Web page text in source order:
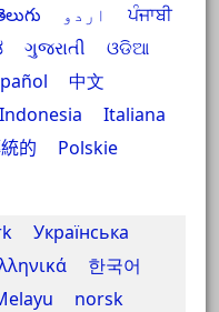
اردو
ਪੰਜਾਬੀ
ગુજરાતી
ଓଡିଆ
中文
Italiana
的
Polskie
Українська
한국어
norsk